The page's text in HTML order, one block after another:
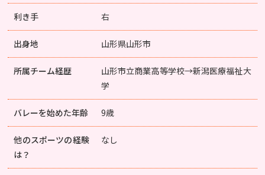
利き手 右
出身地 山形県山形市
所属チーム経歴
山形市立商業高等学校→新潟医療福祉大
学
バレーを始めた年齢 9歳
他のスポーツの経験
は？
なし